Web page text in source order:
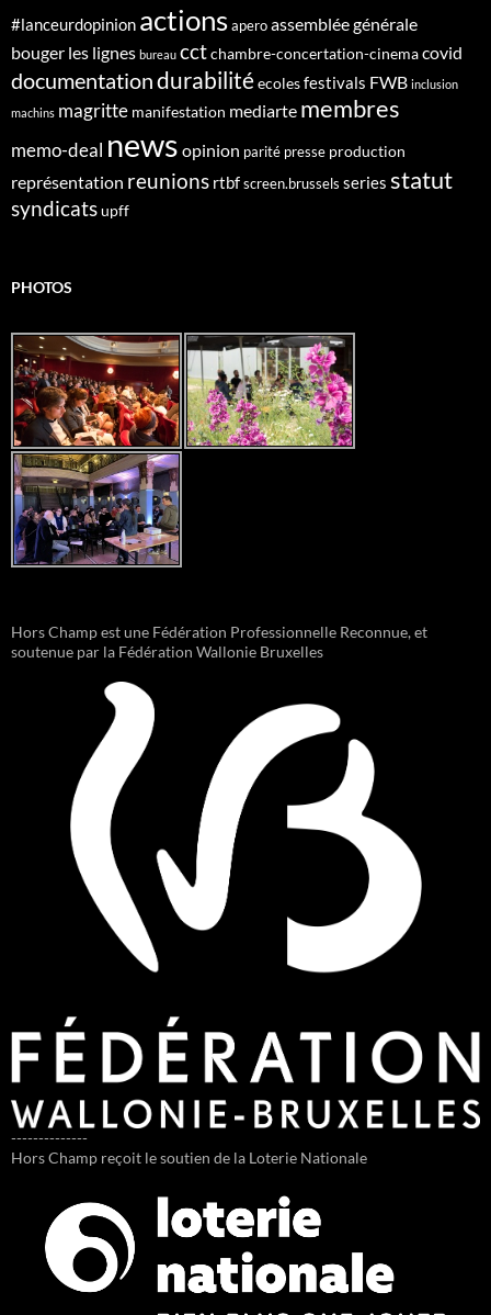
#lanceurdopinion actions apero assemblée générale
bouger les lignes bureau cctchambre-concertation-cinemacovid
documentationdurabilitéecolesfestivals FWB inclusion
machins magritte manifestation mediarte membres
memo-deal news opinion parité presse production
représentation reunions rtbf screen.brussels series statut
syndicatsupff
PHOTOS
Hors Champ est une Fédération Professionnelle Reconnue, et
soutenue par la Fédération Wallonie Bruxelles
--------------
Hors Champ reçoit le soutien de la Loterie Nationale